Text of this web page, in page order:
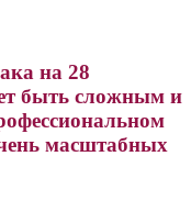
на 28
быть сложным и
масштабных